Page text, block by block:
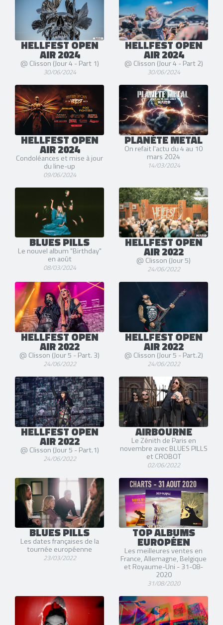
HELLFEST OPEN
AIR 2024
@ Clisson (Jour 4 - Part 1)
30/06/2024
HELLFEST OPEN
AIR 2024
@ Clisson (Jour 4 - Part 2)
30/06/2024
HELLFEST OPEN
AIR 2024
Condoléances et mise à jour
du line-up
09/06/2024
PLANÈTE METAL
On refait l'actu du 4 au 10
mars 2024
14/03/2024
BLUES PILLS
Le nouvel album "Birthday"
en août
08/03/2024
HELLFEST OPEN
AIR 2022
@ Clisson (Jour 5)
24/06/2022
HELLFEST OPEN
AIR 2022
@ Clisson (Jour 5 - Part. 3)
24/06/2022
HELLFEST OPEN
AIR 2022
@ Clisson (Jour 5 - Part.2)
24/06/2022
HELLFEST OPEN
AIR 2022
@ Clisson (Jour 5 - Part.1)
24/06/2022
AIRBOURNE
Le Zénith de Paris en
novembre avec BLUES PILLS
et CROBOT
02/06/2022
BLUES PILLS
Les dates françaises de la
tournée européenne
23/03/2022
TOP ALBUMS
EUROPÉEN
Les meilleures ventes en
France, Allemagne, Belgique
et Royaume-Uni - 31-08-
2020
31/08/2020